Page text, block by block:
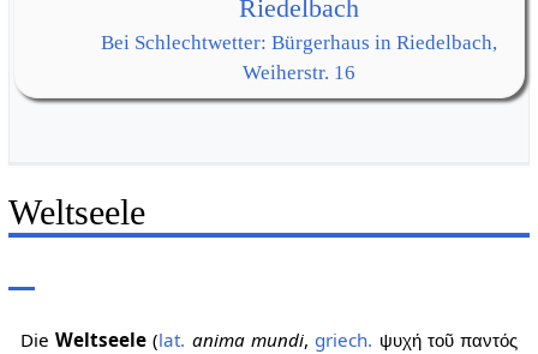
Riedelbach
Bei Schlechtwetter: Bürgerhaus in Riedelbach,
Weiherstr. 16
Weltseele
DieWeltseele (lat. anima mundi, griech. ψυχή τοῦ παντός